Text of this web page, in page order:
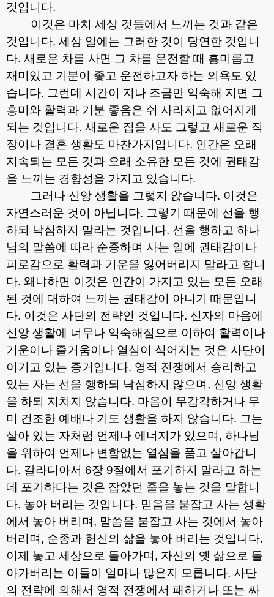
것입니다.
이것은 마치 세상 것들에서 느끼는 것과 같은
것입니다. 세상 일에는 그러한 것이 당연한 것입니
다. 새로운 차를 사면 그 차를 운전할 때 흥미롭고
재미있고 기분이 좋고 운전하고자 하는 의욕도 있
습니다. 그런데 시간이 지나 조금만 익숙해 지면 그
흥미와 활력과 기분 좋음은 쉬 사라지고 없어지게
되는 것입니다. 새로운 집을 사도 그렇고 새로운 직
장이나 결혼 생활도 마찬가지입니다. 인간은 오래
지속되는 모든 것과 오래 소유한 모든 것에 권태감
을 느끼는 경향성을 가지고 있습니다.
그러나 신앙 생활을 그렇지 않습니다. 이것은
자연스러운 것이 아닙니다. 그렇기 때문에 선을 행
하되 낙심하지 말라는 것입니다. 선을 행하고 하나
님의 말씀에 따라 순종하며 사는 일에 권태감이나
피로감으로 활력과 기운을 잃어버리지 말라고 합니
다. 왜냐하면 이것은 인간이 가지고 있는 모든 오래
된 것에 대하여 느끼는 권태감이 아니기 때문입니
다. 이것은 사단의 전략인 것입니다. 신자의 마음에
신앙 생활에 너무나 익숙해짐으로 이하여 활력이나
기운이나 즐거움이나 열심이 식어지는 것은 사단이
이기고 있는 증거입니다. 영적 전쟁에서 승리하고
있는 자는 선을 행하되 낙심하지 않으며 , 신앙 생활
을 하되 지치지 않습니다. 마음이 무감각하거나 무
미 건조한 예배나 기도 생활을 하지 않습니다. 그는
살아 있는 자처럼 언제나 에너지가 있으며 , 하나님
을 위하여 언제나 변함없는 열심을 품고 살아갑니
다. 갈라디아서 6장 9절에서 포기하지 말라고 하는
데 포기하다는 것은 잡았던 줄을 놓는 것을 말합니
다. 놓아 버리는 것입니다. 믿음을 붙잡고 사는 생활
에서 놓아 버리며 , 말씀을 붙잡고 사는 것에서 놓아
버리며 , 순종과 헌신의 삶을 놓아 버리는 것입니다.
이제 놓고 세상으로 돌아가며 , 자신의 옛 삶으로 돌
아가버리는 이들이 얼마나 많은지 모릅니다. 사단
의 전략에 의해서 영적 전쟁에서 패하거나 또는 싸